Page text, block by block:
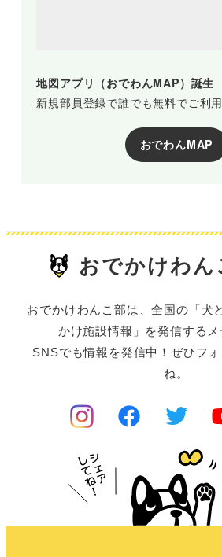
地図アプリ（おでわんMAP）誕生
新規部員登録で誰でも無料でご利
おでわんMAP
おでかけわん
おでかけわんこ部は、全国の「犬
かけ施設情報」を発信するメ
SNSでも情報を発信中！ぜひフ
ね。